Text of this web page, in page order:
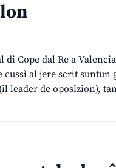
di Cope dal Re a
cussì al jere scrit suntun
leader de oposizion),